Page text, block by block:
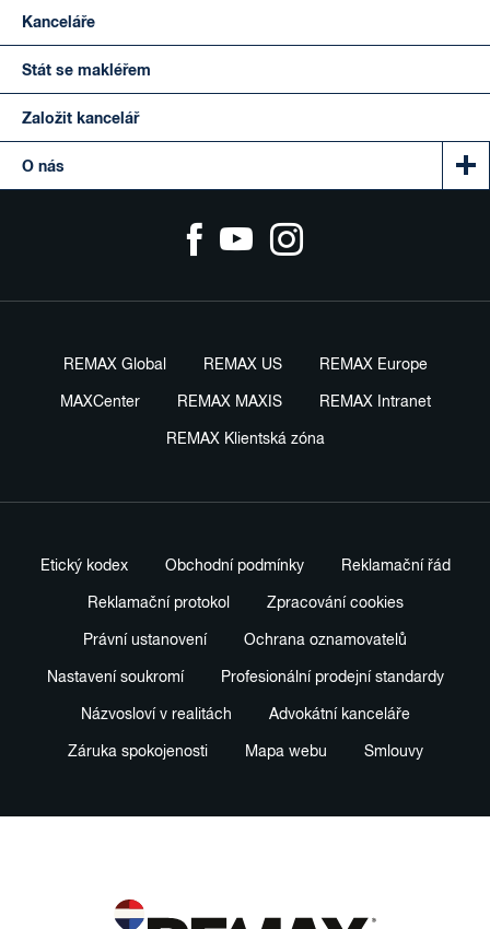
Kanceláře
Stát se makléřem
Založit kancelář
O nás
REMAX Global REMAX US REMAX Europe
MAXCenter REMAX MAXIS REMAX Intranet
REMAX Klientská zóna
Etický kodex Obchodní podmínky Reklamační řád
Reklamační protokol Zpracování cookies
Právní ustanovení Ochrana oznamovatelů
Nastavení soukromí Profesionální prodejní standardy
Názvosloví v realitách Advokátní kanceláře
Záruka spokojenosti Mapa webu Smlouvy